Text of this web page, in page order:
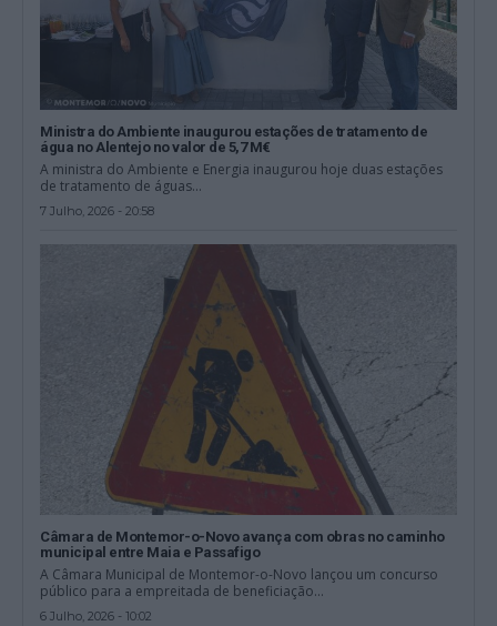
Ministra do Ambiente inaugurou estações de tratamento de
água no Alentejo no valor de 5,7 M€
A ministra do Ambiente e Energia inaugurou hoje duas estações
de tratamento de águas...
7 Julho, 2026 - 20:58
Câmara de Montemor-o-Novo avança com obras no caminho
municipal entre Maia e Passafigo
A Câmara Municipal de Montemor-o-Novo lançou um concurso
público para a empreitada de beneficiação...
6 Julho, 2026 - 10:02